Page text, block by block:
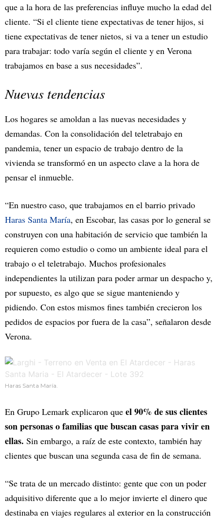
que a la hora de las preferencias influye mucho la edad del
cliente. “Si el cliente tiene expectativas de tener hijos, si
tiene expectativas de tener nietos, si va a tener un estudio
para trabajar: todo varía según el cliente y en Verona
trabajamos en base a sus necesidades”.
Nuevas tendencias
Los hogares se amoldan a las nuevas necesidades y
demandas. Con la consolidación del teletrabajo en
pandemia, tener un espacio de trabajo dentro de la
vivienda se transformó en un aspecto clave a la hora de
pensar el inmueble.
“En nuestro caso, que trabajamos en el barrio privado
Haras Santa María, en Escobar, las casas por lo general se
construyen con una habitación de servicio que también la
requieren como estudio o como un ambiente ideal para el
trabajo o el teletrabajo. Muchos profesionales
independientes la utilizan para poder armar un despacho y,
por supuesto, es algo que se sigue manteniendo y
pidiendo. Con estos mismos fines también crecieron los
pedidos de espacios por fuera de la casa”, señalaron desde
Verona.
Haras Santa María.
En Grupo Lemark explicaron que el 90% de sus clientes
son personas o familias que buscan casas para vivir en
ellas. Sin embargo, a raíz de este contexto, también hay
clientes que buscan una segunda casa de fin de semana.
“Se trata de un mercado distinto: gente que con un poder
adquisitivo diferente que a lo mejor invierte el dinero que
destinaba en viajes regulares al exterior en la construcción